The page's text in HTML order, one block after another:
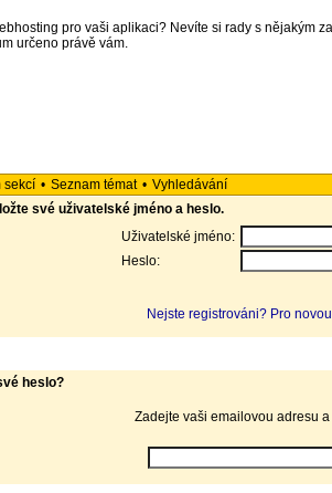
pro vaši aplikaci? Nevíte si rady s nějakým
určeno právě vám.
sekcí • Seznam témat • Vyhledávání
své uživatelské jméno a heslo.
Uživatelské jméno:
Heslo:
Nejste registrováni? Pro
heslo?
Zadejte vaši emailovou adresu